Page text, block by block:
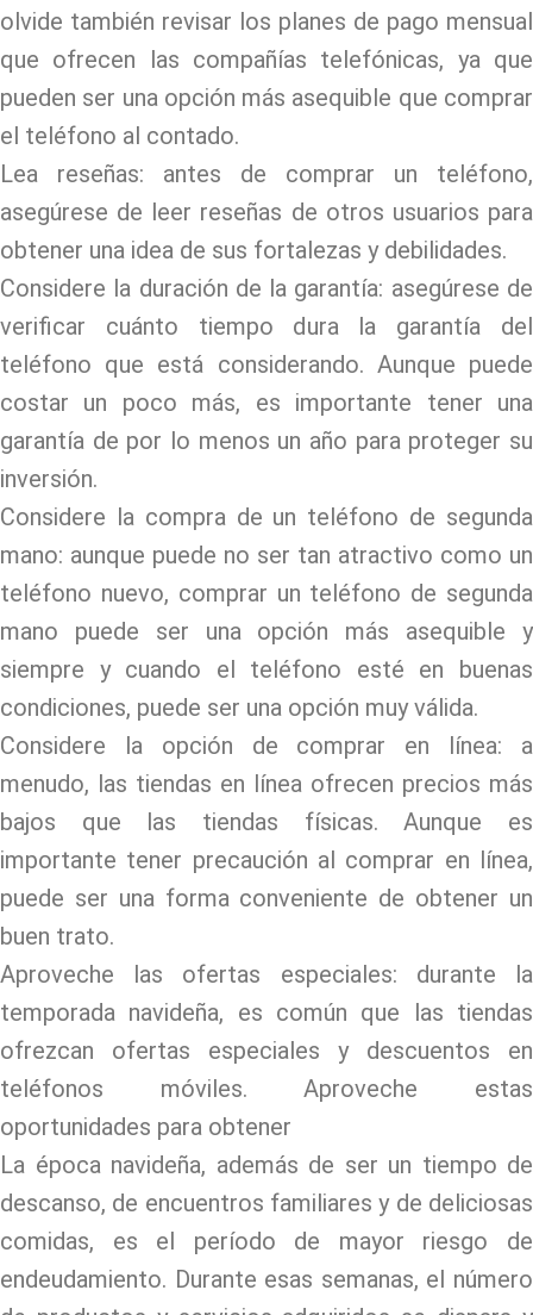
olvide también revisar los planes de pago mensual
que ofrecen las compañías telefónicas, ya que
pueden ser una opción más asequible que comprar
el teléfono al contado.
Lea reseñas: antes de comprar un teléfono,
asegúrese de leer reseñas de otros usuarios para
obtener una idea de sus fortalezas y debilidades.
Considere la duración de la garantía: asegúrese de
verificar cuánto tiempo dura la garantía del
teléfono que está considerando. Aunque puede
costar un poco más, es importante tener una
garantía de por lo menos un año para proteger su
inversión.
Considere la compra de un teléfono de segunda
mano: aunque puede no ser tan atractivo como un
teléfono nuevo, comprar un teléfono de segunda
mano puede ser una opción más asequible y
siempre y cuando el teléfono esté en buenas
condiciones, puede ser una opción muy válida.
Considere la opción de comprar en línea: a
menudo, las tiendas en línea ofrecen precios más
bajos que las tiendas físicas. Aunque es
importante tener precaución al comprar en línea,
puede ser una forma conveniente de obtener un
buen trato.
Aproveche las ofertas especiales: durante la
temporada navideña, es común que las tiendas
ofrezcan ofertas especiales y descuentos en
teléfonos móviles. Aproveche estas
oportunidades para obtener
La época navideña, además de ser un tiempo de
descanso, de encuentros familiares y de deliciosas
comidas, es el período de mayor riesgo de
endeudamiento. Durante esas semanas, el número